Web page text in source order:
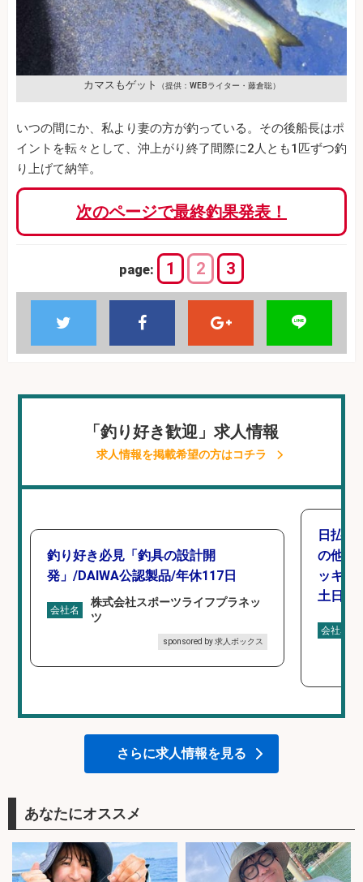
カマスもゲット （提供：WEBライター・藤倉聡）
いつの間にか、私より妻の方が釣っている。その後船長はポ
イントを転々として、沖上がり終了間際に2人とも1匹ずつ釣
り上げて納竿。
次のページで最終釣果発表！
page: 1 2 3
「釣り好き歓迎」求人情報
求人情報を掲載希望の方はコチラ
釣り好き必見「釣具の設計開
発」/DAIWA公認製品/年休117日
会社名
株式会社スポーツライフプラネッ
ツ
sponsored by 求人ボックス
日払い
の他/
ッキン
土日休
会社名
さらに求人情報を見る
あなたにオススメ